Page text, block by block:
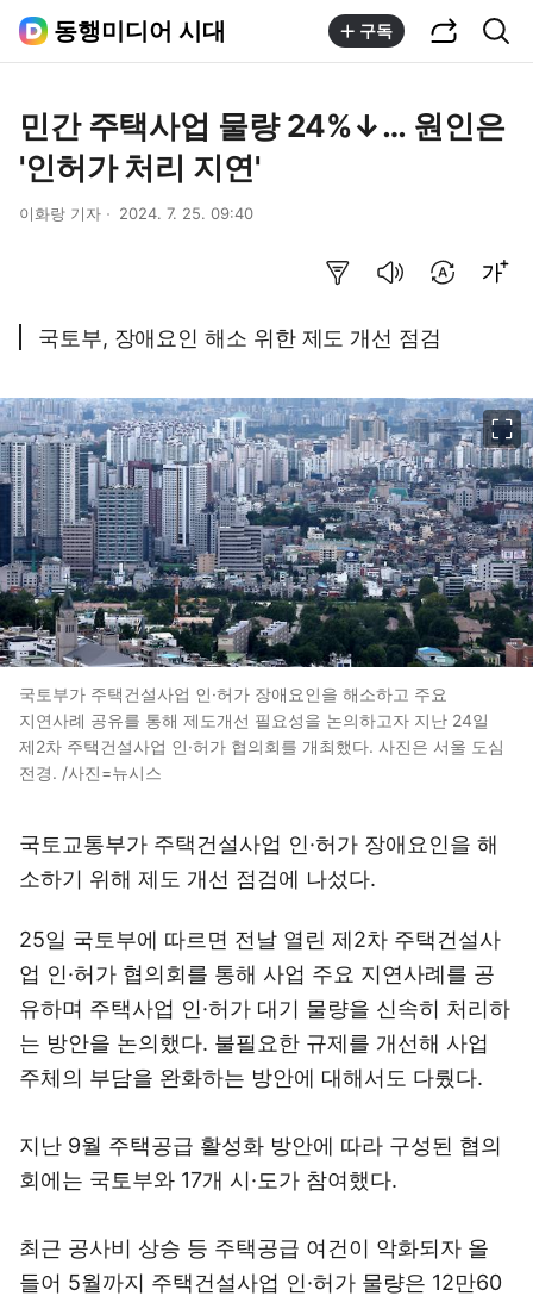
동행미디어 시대 구독
민간 주택사업 물량 24%↓… 원인은
'인허가 처리 지연'
이화랑 기자 2024. 7. 25. 09:40
국토부, 장애요인 해소 위한 제도 개선 점검
국토부가 주택건설사업 인·허가 장애요인을 해소하고 주요
지연사례 공유를 통해 제도개선 필요성을 논의하고자 지난 24일
제2차 주택건설사업 인·허가 협의회를 개최했다. 사진은 서울 도심
전경. /사진=뉴시스
국토교통부가 주택건설사업 인·허가 장애요인을 해
소하기 위해 제도 개선 점검에 나섰다.
25일 국토부에 따르면 전날 열린 제2차 주택건설사
업 인·허가 협의회를 통해 사업 주요 지연사례를 공
유하며 주택사업 인·허가 대기 물량을 신속히 처리하
는 방안을 논의했다. 불필요한 규제를 개선해 사업
주체의 부담을 완화하는 방안에 대해서도 다뤘다.
지난 9월 주택공급 활성화 방안에 따라 구성된 협의
회에는 국토부와 17개 시·도가 참여했다.
최근 공사비 상승 등 주택공급 여건이 악화되자 올
들어 5월까지 주택건설사업 인·허가 물량은 12만60